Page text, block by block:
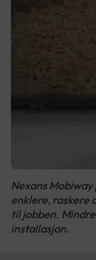
Nexans
enklere, raskere
til jobben.
installasjon.